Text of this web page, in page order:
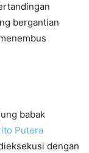
bergantian
babak
Putera
dengan